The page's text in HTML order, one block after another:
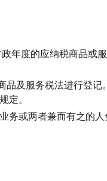
年度的应纳税商品或
及服务税法进行登记
定。
务或两者兼而有之的